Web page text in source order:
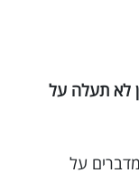
לא תעלה על
סעיפים המדברים על